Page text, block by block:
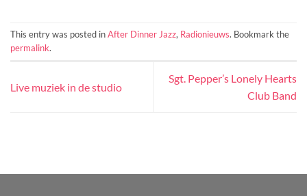
This entry was posted inAfter Dinner Jazz, Radionieuws. Bookmark the
permalink.
Live muziek in de studio
Sgt. Pepper’s Lonely Hearts
Club Band